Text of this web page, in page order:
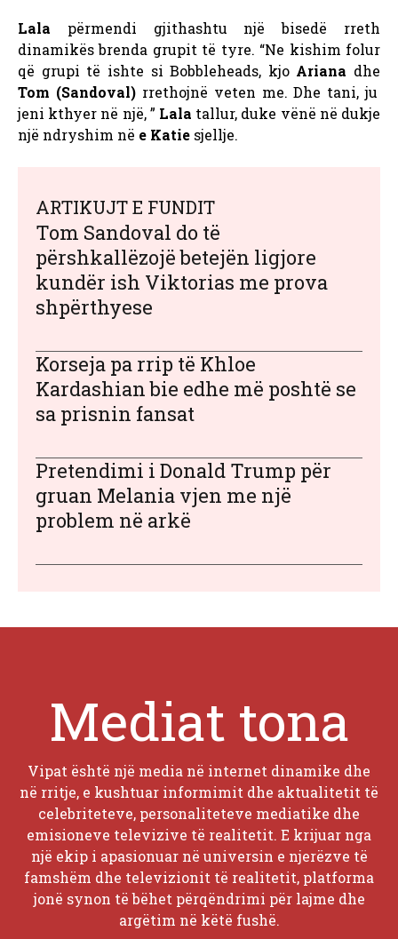
Lala përmendi gjithashtu një bisedë rreth
dinamikës brenda grupit të tyre. “Ne kishim folur
që grupi të ishte si Bobbleheads, kjo Ariana dhe
Tom (Sandoval)rrethojnë veten me. Dhe tani, ju
jeni kthyer në një, ” Lala tallur, duke vënë në dukje
një ndryshim në e Katie sjellje.
ARTIKUJT E FUNDIT
Tom Sandoval do të
përshkallëzojë betejën ligjore
kundër ish Viktorias me prova
shpërthyese
Korseja pa rrip të Khloe
Kardashian bie edhe më poshtë se
sa prisnin fansat
Pretendimi i Donald Trump për
gruan Melania vjen me një
problem në arkë
Mediat tona
Vipat është një media në internet dinamike dhe
në rritje, e kushtuar informimit dhe aktualitetit të
celebriteteve, personaliteteve mediatike dhe
emisioneve televizive të realitetit. E krijuar nga
një ekip i apasionuar në universin e njerëzve të
famshëm dhe televizionit të realitetit, platforma
jonë synon të bëhet përqëndrimi për lajme dhe
argëtim në këtë fushë.